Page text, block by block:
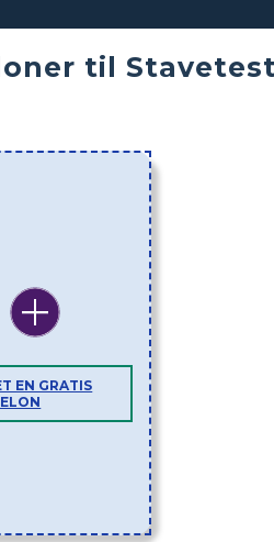
til
EN GRATIS